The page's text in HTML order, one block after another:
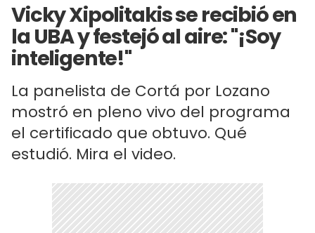
Vicky Xipolitakis se recibió en
la UBA y festejó al aire: "¡Soy
inteligente!"
La panelista de Cortá por Lozano
mostró en pleno vivo del programa
el certificado que obtuvo. Qué
estudió. Mira el video.